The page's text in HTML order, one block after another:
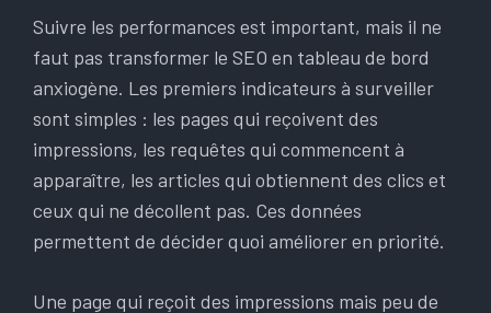
Suivre les performances est important, mais il ne
faut pas transformer le SEO en tableau de bord
anxiogène. Les premiers indicateurs à surveiller
sont simples : les pages qui reçoivent des
impressions, les requêtes qui commencent à
apparaître, les articles qui obtiennent des clics et
ceux qui ne décollent pas. Ces données
permettent de décider quoi améliorer en priorité.
Une page qui reçoit des impressions mais peu de